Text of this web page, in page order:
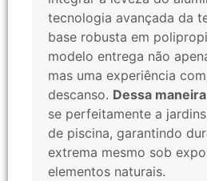
tecnologia avançada da
base robusta em
modelo entrega não
mas uma experiência
descanso. Dessa maneira
se perfeitamente a
de piscina, garantindo
extrema mesmo sob
elementos naturais.